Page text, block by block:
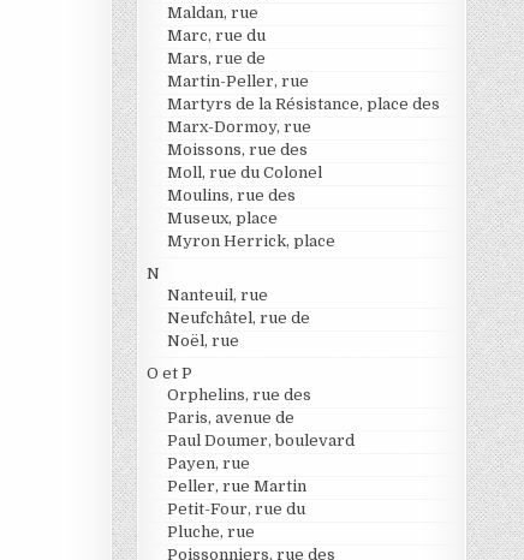
Maldan, rue
Marc, rue du
Mars, rue de
Martin-Peller, rue
Martyrs de la Résistance, place des
Marx-Dormoy, rue
Moissons, rue des
Moll, rue du Colonel
Moulins, rue des
Museux, place
Myron Herrick, place
N
Nanteuil, rue
Neufchâtel, rue de
Noël, rue
O et P
Orphelins, rue des
Paris, avenue de
Paul Doumer, boulevard
Payen, rue
Peller, rue Martin
Petit-Four, rue du
Pluche, rue
Poissonniers, rue des